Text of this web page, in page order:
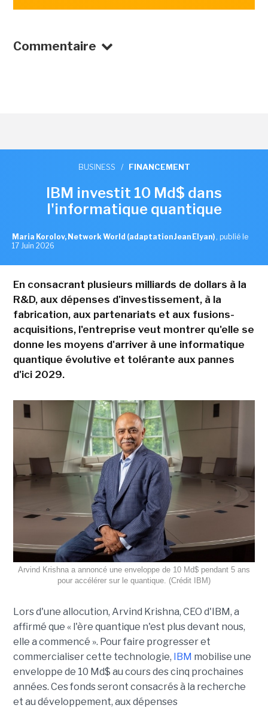
Commentaire
BUSINESS / FINANCEMENT
IBM investit 10 Md$ dans
l'informatique quantique
Maria Korolov, Network World (adaptation Jean Elyan) , publié le
17 Juin 2026
En consacrant plusieurs milliards de dollars à la
R&D, aux dépenses d'investissement, à la
fabrication, aux partenariats et aux fusions-
acquisitions, l'entreprise veut montrer qu'elle se
donne les moyens d'arriver à une informatique
quantique évolutive et tolérante aux pannes
d'ici 2029.
Arvind Krishna a annoncé une enveloppe de 10 Md$ pendant 5 ans
pour accélérer sur le quantique. (Crédit IBM)
Lors d'une allocution, Arvind Krishna, CEO d'IBM, a
affirmé que « l'ère quantique n'est plus devant nous,
elle a commencé ». Pour faire progresser et
commercialiser cette technologie, IBM mobilise une
enveloppe de 10 Md$ au cours des cinq prochaines
années. Ces fonds seront consacrés à la recherche
et au développement, aux dépenses